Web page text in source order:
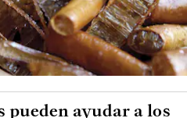
pueden ayudar a los